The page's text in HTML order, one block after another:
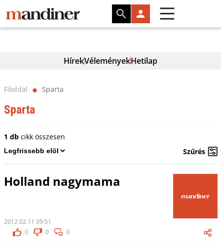
HírekVéleményekHetilap
Főoldal ⬤ Sparta
Sparta
1 dbcikk összesen
Szűrés
Holland nagymama
2012.02.11 09:51
0
0 0